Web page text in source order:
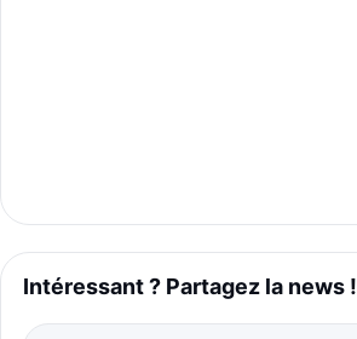
Intéressant ? Partagez la news !